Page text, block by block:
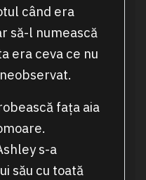
când era
să-l numească
era ceva ce nu
fața aia
s-a
său cu toată